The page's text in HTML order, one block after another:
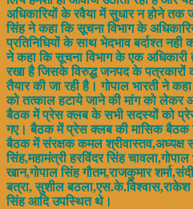
अधिकारियों के रवैया में सुधार न होने तक
सिंह ने कहा कि सूचना विभाग के
प्रतिनिधियों के साथ भेदभाव बर्दाश्त नही
ने कहा कि सूचना विभाग के एक अधिकारी
रखा है जिसके विरुद्ध जनपद के
तैयार की जा रही है। गोपाल भारती ने
को तत्काल हटाये जाने की मांग को
बैठक में प्रेस क्लब के सभी सदस्यों को
गए। बैठक में प्रेस क्लब की मासिक बैठक
बैठक में संरक्षक कमल श्रीवास्तव,अध्यक्ष
सिंह,महामंत्री हरविंदर सिंह
खान,गोपाल सिंह गौतम,राजकुमार
बत्रा, सुशील बठला,एस.के.विश्वास,राकेश
सिंह आदि उपस्थित थे।